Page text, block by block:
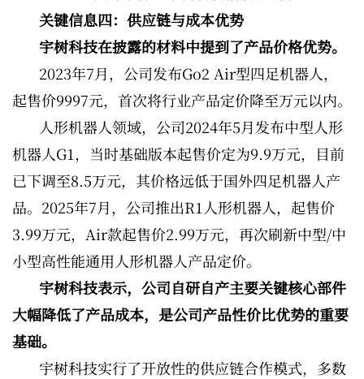
关键信息四：供应链与成本优势
宇树科技在披露的材料中提到了产品价格优势。
2023年7月，公司发布Go2 Air型四足机器人，
起售价9997元，首次将行业产品定价降至万元以内。
人形机器人领域，公司2024年5月发布中型人形
机器人G1，当时基础版本起售价定为9.9万元，目前
已下调至8.5万元，其价格远低于国外四足机器人产
品。2025年7月，公司推出R1人形机器人，起售价
3.99万元，Air款起售价2.99万元，再次刷新中型/中
小型高性能通用人形机器人产品定价。
宇树科技表示，公司自研自产主要关键核心部件
大幅降低了产品成本，是公司产品性价比优势的重要
基础。
宇树科技实行了开放性的供应链合作模式，多数